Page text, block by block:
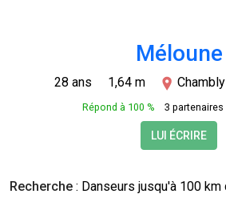
Méloune
28 ans 1,64 m
Répond à 100 % 3
LUI ÉCRIRE
Recherche : Danseurs jusqu'à 100 km